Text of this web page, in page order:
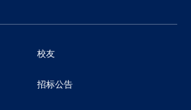
校友
招标公告